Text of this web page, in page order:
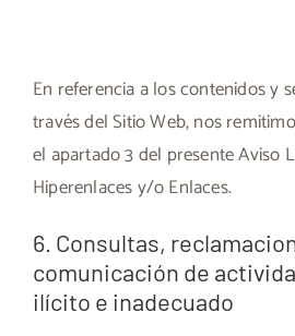
En referencia a los contenidos y
través del Sitio Web, nos
el apartado 3 del presente Aviso
Hiperenlaces y/o Enlaces.
6. Consultas,
comunicación de
ilícito e inadecuado